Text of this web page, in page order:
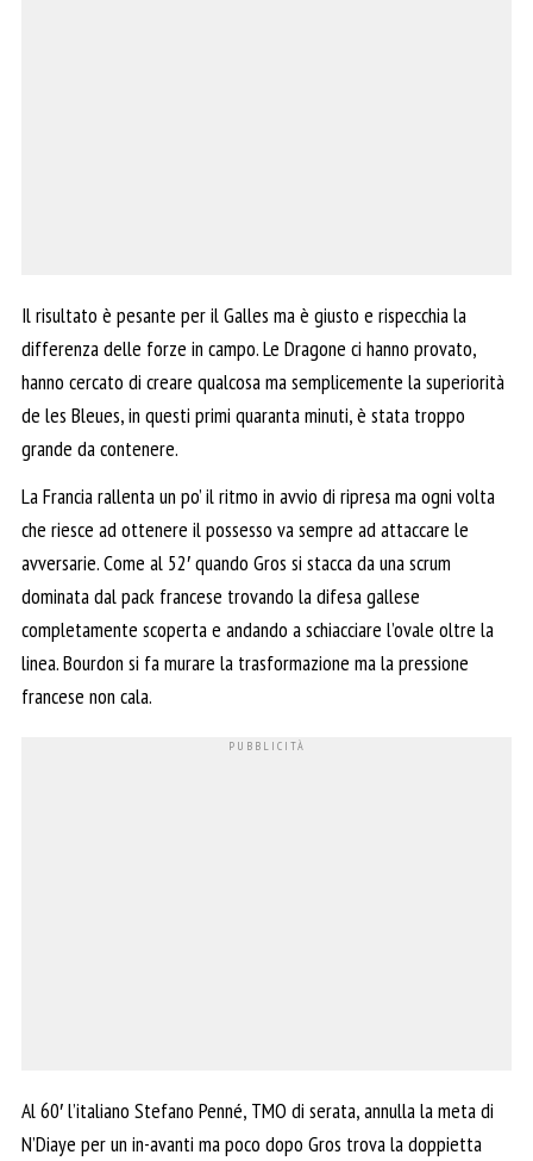
Il risultato è pesante per il Galles ma è giusto e rispecchia la
differenza delle forze in campo. Le Dragone ci hanno provato,
hanno cercato di creare qualcosa ma semplicemente la superiorità
de les Bleues, in questi primi quaranta minuti, è stata troppo
grande da contenere.
La Francia rallenta un po’ il ritmo in avvio di ripresa ma ogni volta
che riesce ad ottenere il possesso va sempre ad attaccare le
avversarie. Come al 52′ quando Gros si stacca da una scrum
dominata dal pack francese trovando la difesa gallese
completamente scoperta e andando a schiacciare l’ovale oltre la
linea. Bourdon si fa murare la trasformazione ma la pressione
francese non cala.
Al 60′ l’italiano Stefano Penné, TMO di serata, annulla la meta di
N’Diaye per un in-avanti ma poco dopo Gros trova la doppietta